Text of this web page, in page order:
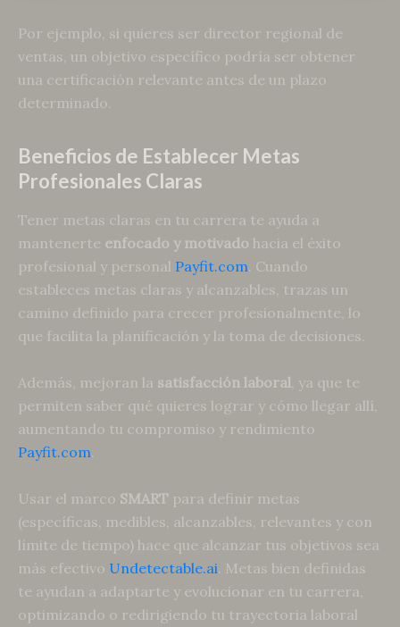
Por ejemplo, si quieres ser director regional de
ventas, un objetivo específico podría ser obtener
una certificación relevante antes de un plazo
determinado.
Beneficios de Establecer Metas
Profesionales Claras
Tener metas claras en tu carrera te ayuda a
mantenerte enfocado y motivado hacia el éxito
profesional y personal Payfit.com. Cuando
estableces metas claras y alcanzables, trazas un
camino definido para crecer profesionalmente, lo
que facilita la planificación y la toma de decisiones.
Además, mejoran la satisfacción laboral , ya que te
permiten saber qué quieres lograr y cómo llegar allí,
aumentando tu compromiso y rendimiento
Payfit.com
Usar el marco SMART para definir metas
(específicas, medibles, alcanzables, relevantes y con
límite de tiempo) hace que alcanzar tus objetivos sea
más efectivo Undetectable.ai . Metas bien definidas
te ayudan a adaptarte y evolucionar en tu carrera,
optimizando o redirigiendo tu trayectoria laboral